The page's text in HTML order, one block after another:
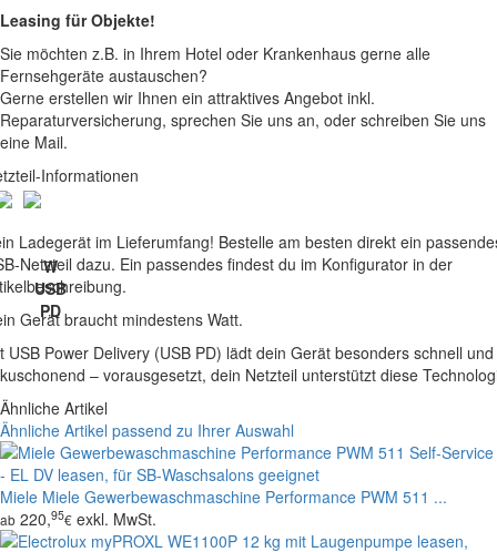
Leasing für Objekte!
Sie möchten z.B. in Ihrem Hotel oder Krankenhaus gerne alle
Fernsehgeräte austauschen?
Gerne erstellen wir Ihnen ein attraktives Angebot inkl.
Reparaturversicherung, sprechen Sie uns an, oder schreiben Sie uns
eine Mail.
Informationen
W
USB
PD
Ladegerät im Lieferumfang! Bestelle am besten direkt ein
Netzteil dazu. Ein passendes findest du im Konfigurator in der
Gerät braucht mindestens Watt.
USB Power Delivery (USB PD) lädt dein Gerät besonders schnell und
– vorausgesetzt, dein Netzteil unterstützt diese
Ähnliche Artikel
Ähnliche Artikel passend zu Ihrer Auswahl
Miele Miele Gewerbewaschmaschine Performance PWM 511 ...
ab 220,95€ exkl. MwSt.